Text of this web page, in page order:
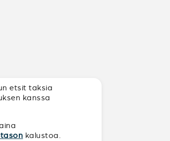
etsit taksia
kanssa
kalustoa.